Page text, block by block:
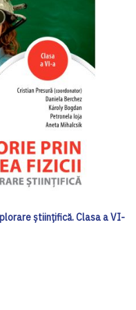
științifică. Clasa a VI-